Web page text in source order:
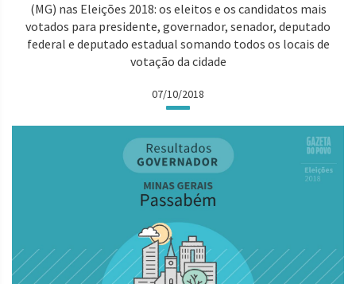
(MG) nas Eleições 2018: os eleitos e os candidatos mais
votados para presidente, governador, senador, deputado
federal e deputado estadual somando todos os locais de
votação da cidade
07/10/2018